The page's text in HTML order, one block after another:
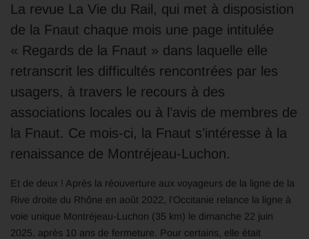
La revue La Vie du Rail, qui met à disposistion
de la Fnaut chaque mois une page intitulée
« Regards de la Fnaut » dans laquelle elle
retranscrit les difficultés rencontrées par les
usagers, à travers le recours à des
associations locales ou à l’avis de membres de
la Fnaut. Ce mois-ci, la Fnaut s’intéresse à la
renaissance de Montréjeau-Luchon.
Et de deux ! Après la réouverture aux voyageurs de la ligne de la
Rive droite du Rhône en août 2022, l’Occitanie relance la ligne à
voie unique Montréjeau-Luchon (35 km) le dimanche 22 juin
2025, après 10 ans de fermeture. Pour certains, elle était